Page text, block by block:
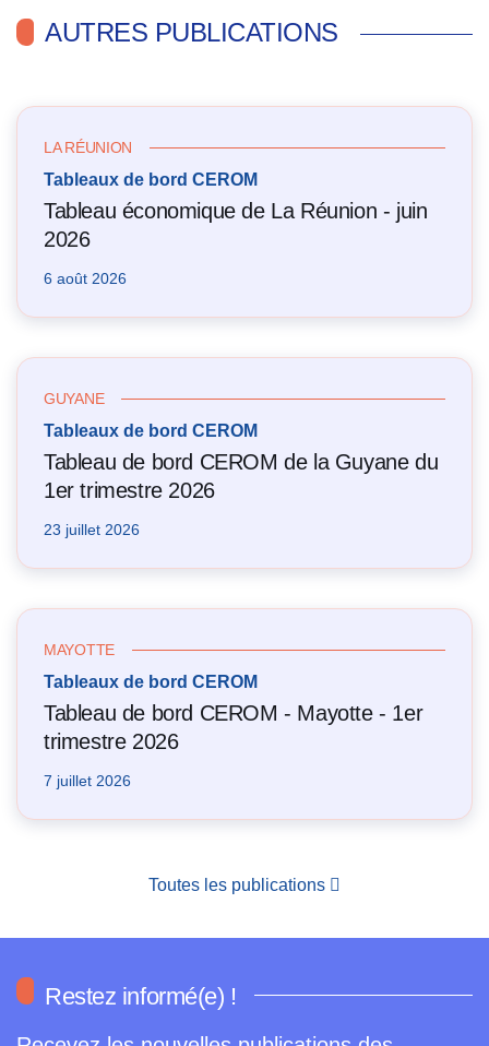
AUTRES PUBLICATIONS
LA RÉUNION
Tableaux de bord CEROM
Tableau économique de La Réunion - juin
2026
6 août 2026
GUYANE
Tableaux de bord CEROM
Tableau de bord CEROM de la Guyane du
1er trimestre 2026
23 juillet 2026
MAYOTTE
Tableaux de bord CEROM
Tableau de bord CEROM - Mayotte - 1er
trimestre 2026
7 juillet 2026
Toutes les publications
Restez informé(e) !